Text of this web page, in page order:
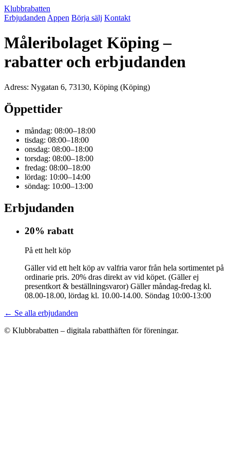
Klubbrabatten
Erbjudanden Appen Börja sälj Kontakt
Måleribolaget Köping –
rabatter och erbjudanden
Adress: Nygatan 6, 73130, Köping (Köping)
Öppettider
måndag: 08:00–18:00
tisdag: 08:00–18:00
onsdag: 08:00–18:00
torsdag: 08:00–18:00
fredag: 08:00–18:00
lördag: 10:00–14:00
söndag: 10:00–13:00
Erbjudanden
20% rabatt
På ett helt köp
Gäller vid ett helt köp av valfria varor från hela sortimentet på
ordinarie pris. 20% dras direkt av vid köpet. (Gäller ej
presentkort & beställningsvaror) Gäller måndag-fredag kl.
08.00-18.00, lördag kl. 10.00-14.00. Söndag 10:00-13:00
← Se alla erbjudanden
© Klubbrabatten – digitala rabatthäften för föreningar.